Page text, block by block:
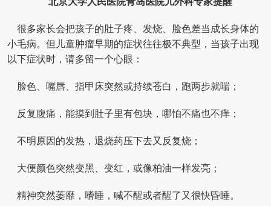
很多家长会把孩子的肚子疼、发烧、脸色差当成长身体的
小毛病。但儿童肿瘤早期的症状往往极不典型，当孩子出现
以下症状时，请多留一个心眼：
脸色、嘴唇、指甲床突然或持续苍白，跑两步就喘；
反复腹痛，能摸到肚子里有包块，哪怕不痛也不痒；
不明原因的发热，退烧药压下去又反复烧；
大便颜色突然变黑、变红，或像柏油一样发亮；
精神突然萎靡，嗜睡，喊不醒或者醒了又很快昏睡。